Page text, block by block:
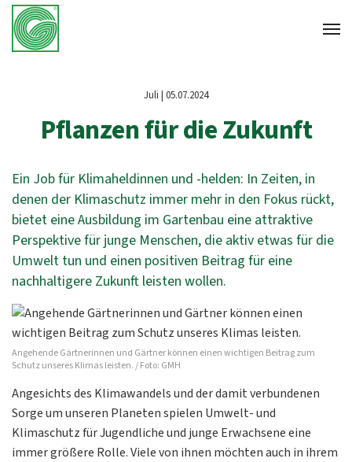
Juli | 05.07.2024
Pflanzen für die Zukunft
Ein Job für Klimaheldinnen und -helden: In Zeiten, in
denen der Klimaschutz immer mehr in den Fokus rückt,
bietet eine Ausbildung im Gartenbau eine attraktive
Perspektive für junge Menschen, die aktiv etwas für die
Umwelt tun und einen positiven Beitrag für eine
nachhaltigere Zukunft leisten wollen.
Angehende Gärtnerinnen und Gärtner können einen wichtigen Beitrag zum
Schutz unseres Klimas leisten. / Foto: GMH
Angesichts des Klimawandels und der damit verbundenen
Sorge um unseren Planeten spielen Umwelt- und
Klimaschutz für Jugendliche und junge Erwachsene eine
immer größere Rolle. Viele von ihnen möchten auch in ihrem